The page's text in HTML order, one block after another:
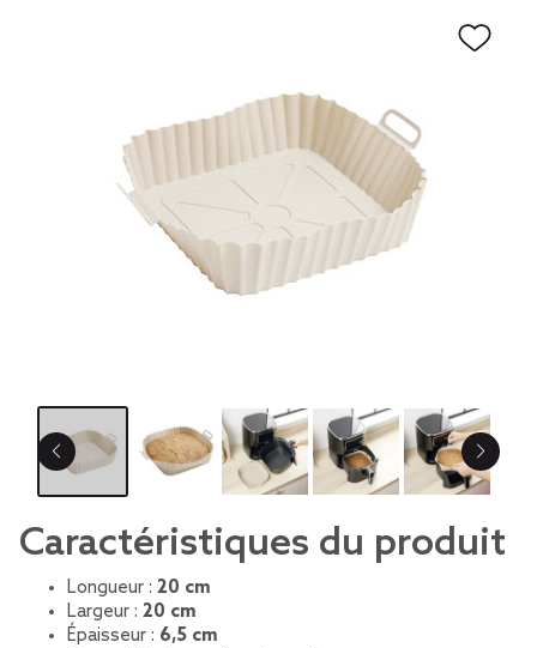
Caractéristiques du produit
Longueur : 20 cm
Largeur : 20 cm
Épaisseur : 6,5 cm